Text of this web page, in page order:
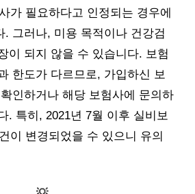
가 필요하다고 인정되는 경우에
. 그러나, 미용 목적이나 건강검
이 되지 않을 수 있습니다. 보험
한도가 다르므로, 가입하신 보
인하거나 해당 보험사에 문의하
. 특히, 2021년 7월 이후 실비보
이 변경되었을 수 있으니 유의